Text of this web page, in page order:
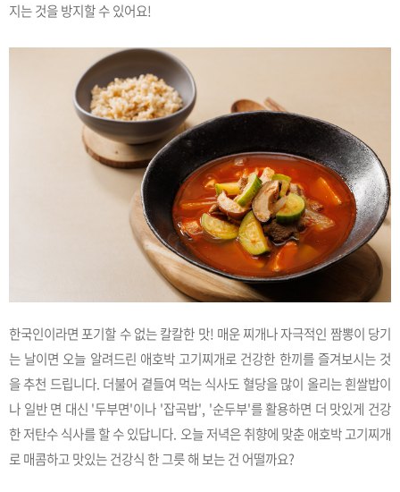
지는 것을 방지할 수 있어요!
한국인이라면 포기할 수 없는 칼칼한 맛! 매운 찌개나 자극적인 짬뽕이 당기
는 날이면 오늘 알려드린 애호박 고기찌개로 건강한 한끼를 즐겨보시는 것
을 추천 드립니다. 더불어 곁들여 먹는 식사도 혈당을 많이 올리는 흰쌀밥이
나 일반 면 대신 '두부면'이나 '잡곡밥', '순두부'를 활용하면 더 맛있게 건강
한 저탄수 식사를 할 수 있답니다. 오늘 저녁은 취향에 맞춘 애호박 고기찌개
로 매콤하고 맛있는 건강식 한 그릇 해 보는 건 어떨까요?